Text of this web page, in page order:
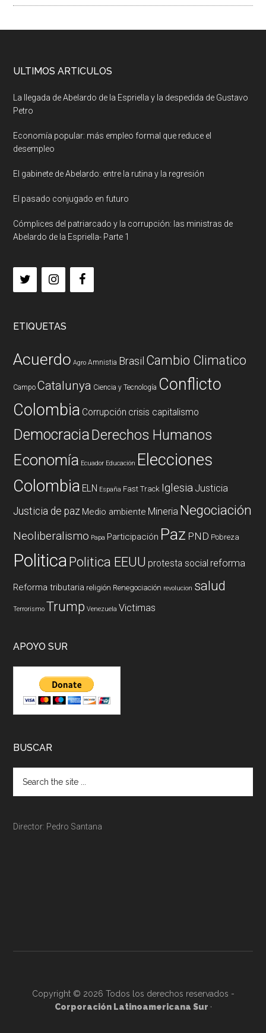
ULTIMOS ARTICULOS
La llegada de Abelardo de la Espriella y la despedida de Gustavo
Petro
Economía popular: más empleo formal que reduce el
desempleo
El gabinete de Abelardo: entre la rutina y la regresión
El pasado conjugado en futuro
Cómplices del patriarcado y la corrupción: las ministras de
Abelardo de la Espriella- Parte 1
ETIQUETAS
Acuerdo Agro Amnistia Brasil Cambio Climatico
Campo Catalunya Ciencia y Tecnología Conflicto
Colombia Corrupción crisis capitalismo
DemocraciaDerechos Humanos
Economía Ecuador Educación Elecciones
Colombia ELN España Fast Track Iglesia Justicia
Justicia de paz Medio ambiente Mineria Negociación
Neoliberalismo Papa Participación Paz PND Pobreza
PoliticaPolitica EEUU protesta social reforma
Reforma tributaria religión Renegociación revolucion salud
Terrorismo Trump Venezuela Victimas
APOYO SUR
BUSCAR
Director: Pedro Santana
Copyright © 2026 Todos los derechos reservados -
Corporación Latinoamericana Sur ·